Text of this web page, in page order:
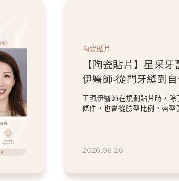
陶瓷貼片
【陶瓷貼片】星采
伊醫師-從門牙縫到
白貼片打造更精緻的
王珮伊醫師在規劃貼片時，除
條件，也會從臉型比例、唇型
2026.06.26